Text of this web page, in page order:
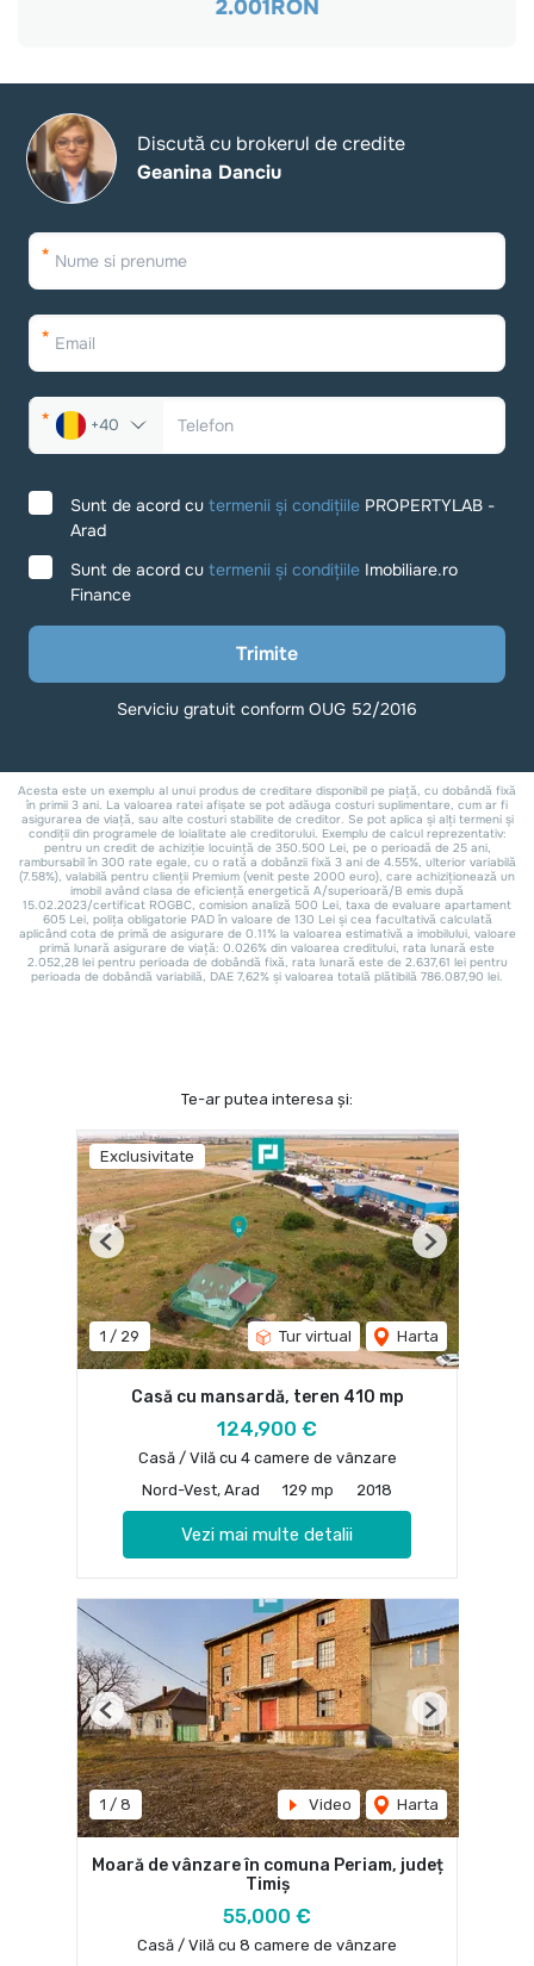
Te-ar putea interesa și:
Exclusivitate
1 / 29 Tur virtual Harta
Previous Next
Casă cu mansardă, teren 410 mp
124,900 €
Casă / Vilă cu 4 camere de vânzare
Nord-Vest, Arad
129 mp 2018
Vezi mai multe detalii
1 / 8 Video Harta
Previous Next
Moară de vânzare în comuna Periam, județ
Timiș
55,000 €
Casă / Vilă cu 8 camere de vânzare